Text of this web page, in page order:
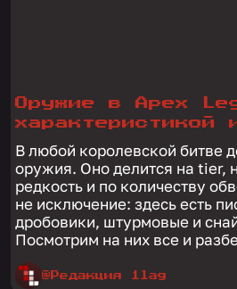
Оружие в Apex
характеристикой
В любой королевской битве
оружия. Оно делится на tier,
редкость и по количеству
не исключение: здесь есть
дробовики, штурмовые и
Посмотрим на них все и
@Редакция 1lag